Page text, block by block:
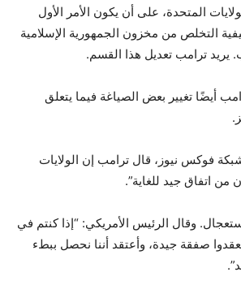
المتحدة، على أن يكون الأمر الأول
التخلص من مخزون الجمهورية الإسلامية
يريد ترامب تعديل هذا القسم.
أيضًا تغيير بعض الصياغة فيما يتعلق
فوكس نيوز، قال ترامب إن الولايات
من اتفاق جيد للغاية”.
وقال الرئيس الأمريكي: “إذا كنتم في
صفقة جيدة، وأعتقد أننا نحصل ببطء